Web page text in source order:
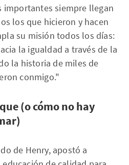
importantes siempre llegan
los que hicieron y hacen
su misión todos los días:
la igualdad a través de la
la historia de miles de
conmigo."
(o cómo no hay
de Henry, apostó a